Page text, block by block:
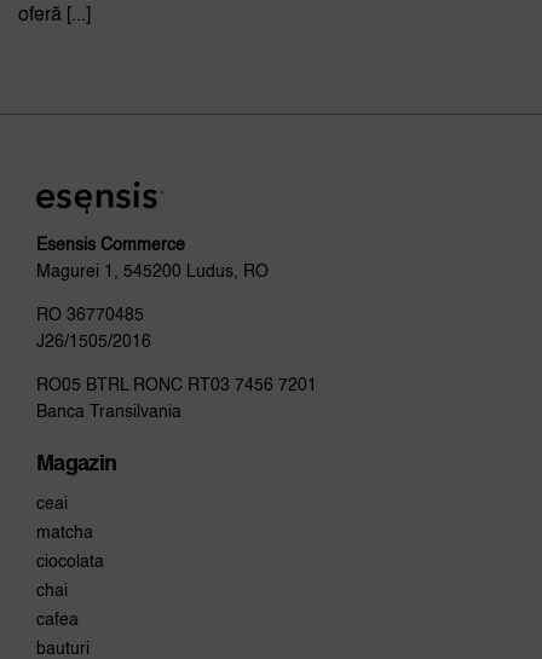
oferă [...]
Esensis Commerce
Magurei 1, 545200 Ludus, RO
RO 36770485
J26/1505/2016
RO05 BTRL RONC RT03 7456 7201
Banca Transilvania
Magazin
ceai
matcha
ciocolata
chai
cafea
bauturi